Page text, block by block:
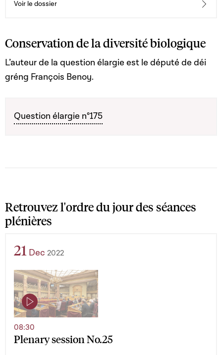
transport routier et modifiant la directive 2006/22/CE
Voir le dossier
Conservation de la diversité biologique
L’auteur de la question élargie est le député de déi
gréng François Benoy.
Question élargie n°175
Retrouvez l'ordre du jour des séances
plénières
21 Dec 2022
Plenary session No.25
08:30